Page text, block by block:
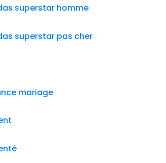
superstar homme
superstar pas cher
mariage